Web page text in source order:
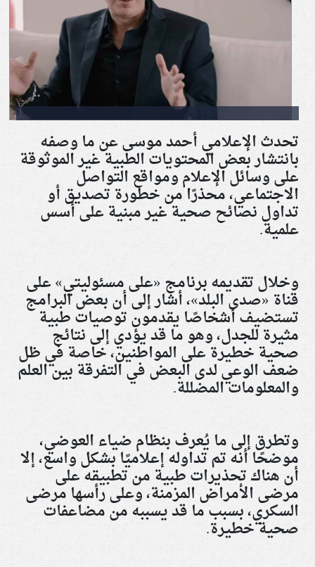
تحدث الإعلامي أحمد موسى عن ما وصفه
بانتشار بعض المحتويات الطبية غير الموثوقة
على وسائل الإعلام ومواقع التواصل
الاجتماعي، محذرًا من خطورة تصديق أو
تداول نصائح صحية غير مبنية على أسس
علمية.
وخلال تقديمه برنامج «على مسئوليتي» على
قناة «صدى البلد»، أشار إلى أن بعض البرامج
تستضيف أشخاصًا يقدمون توصيات طبية
مثيرة للجدل، وهو ما قد يؤدي إلى نتائج
صحية خطيرة على المواطنين، خاصة في ظل
ضعف الوعي لدى البعض في التفرقة بين العلم
والمعلومات المضللة.
وتطرق إلى ما يُعرف بنظام ضياء العوضي،
موضحًا أنه تم تداوله إعلاميًا بشكل واسع، إلا
أن هناك تحذيرات طبية من تطبيقه على
مرضى الأمراض المزمنة، وعلى رأسها مرضى
السكري، بسبب ما قد يسببه من مضاعفات
صحية خطيرة.